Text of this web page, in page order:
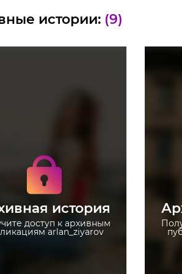
истории: (9)
история
доступ к архивным
arlan_ziyarov
архивным историям
arlan_ziyarov
Не отвлекайтесь на
рекламу
истории без